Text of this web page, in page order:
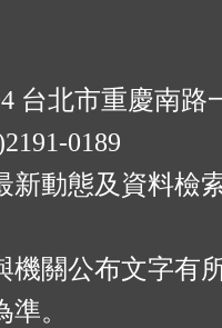
台北市重慶南路
0189
新動態及資料檢
機關公布文字有
。